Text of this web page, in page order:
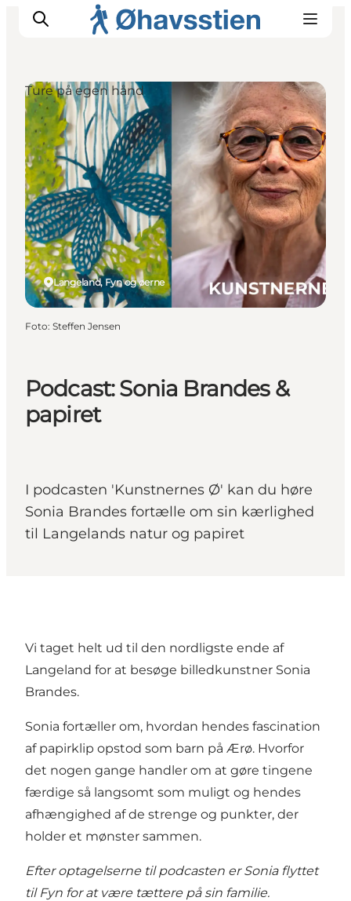
Inspiration
Vandreruter
Planlægning
Podcast: Sonia Brandes &
papiret
I podcasten 'Kunstnernes Ø' kan du høre
Sonia Brandes fortælle om sin kærlighed
til Langelands natur og papiret
Langeland, Fyn og øerne
Ture på egen hånd
Foto: Steffen Jensen
Vi taget helt ud til den nordligste ende af
Langeland for at besøge billedkunstner Sonia
Brandes.
Sonia fortæller om, hvordan hendes fascination
af papirklip opstod som barn på Ærø. Hvorfor
det nogen gange handler om at gøre tingene
færdige så langsomt som muligt og hendes
afhængighed af de strenge og punkter, der
holder et mønster sammen.
Efter optagelserne til podcasten er Sonia flyttet
til Fyn for at være tættere på sin familie.